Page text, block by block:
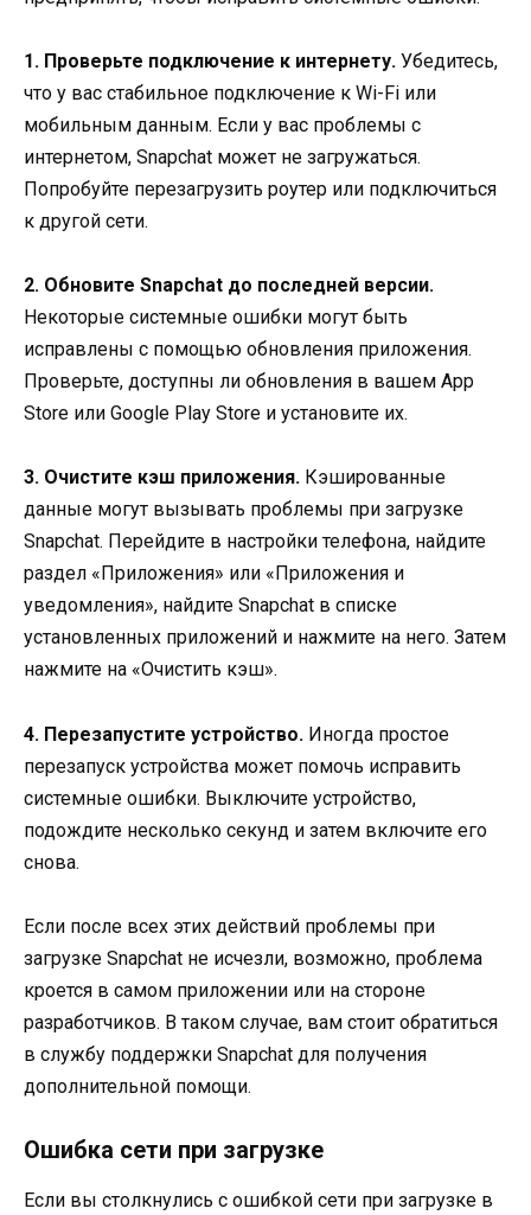
1. Проверьте подключение к интернету. Убедитесь,
что у вас стабильное подключение к Wi-Fi или
мобильным данным. Если у вас проблемы с
интернетом, Snapchat может не загружаться.
Попробуйте перезагрузить роутер или подключиться
к другой сети.
2. Обновите Snapchat до последней версии.
Некоторые системные ошибки могут быть
исправлены с помощью обновления приложения.
Проверьте, доступны ли обновления в вашем App
Store или Google Play Store и установите их.
3. Очистите кэш приложения. Кэшированные
данные могут вызывать проблемы при загрузке
Snapchat. Перейдите в настройки телефона, найдите
раздел «Приложения» или «Приложения и
уведомления», найдите Snapchat в списке
установленных приложений и нажмите на него. Затем
нажмите на «Очистить кэш».
4. Перезапустите устройство. Иногда простое
перезапуск устройства может помочь исправить
системные ошибки. Выключите устройство,
подождите несколько секунд и затем включите его
снова.
Если после всех этих действий проблемы при
загрузке Snapchat не исчезли, возможно, проблема
кроется в самом приложении или на стороне
разработчиков. В таком случае, вам стоит обратиться
в службу поддержки Snapchat для получения
дополнительной помощи.
Ошибка сети при загрузке
Если вы столкнулись с ошибкой сети при загрузке в